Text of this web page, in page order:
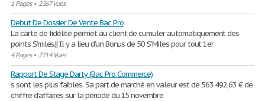
1 Pages• 2267 Vues
Debut De Dossier De Vente Bac Pro
La carte de fidélité permet au client de cumuler automatiquement des
points S’miles.|| Il y a lieu d’un Bonus de 50 S'Miles pour tout 1er
4 Pages• 2714 Vues
Rapport De Stage Darty (Bac Pro Commerce)
s sont les plus faibles. Sa part de marché en valeur est de 563 492,63 € de
chiffre d’affaires sur la période du 15 novembre